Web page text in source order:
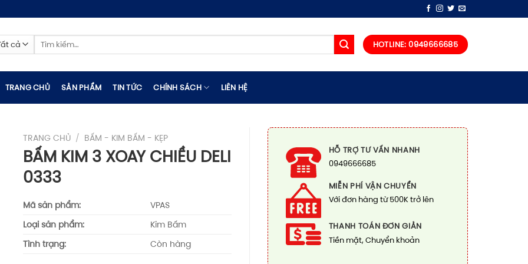
Tìm
HOTLINE: 0949666685
TRANG CHỦ SẢN PHẨM TIN TỨC CHÍNH SÁCH LIÊN HỆ
HỖ TRỢ TƯ VẤN NHANH
0949666685
MIỄN PHÍ VẬN CHUYỂN
Với đơn hàng từ 500K trở lên
THANH TOÁN ĐƠN GIẢN
Tiền mặt, Chuyển khoản
TRANG CHỦ / BẤM - KIM BẤM - KẸP
BẤM KIM 3 XOAY CHIỀU DELI
0333
Mã sản phẩm:
VPAS
Loại sản phẩm:
Kim Bấm
Tình trạng:
Còn hàng